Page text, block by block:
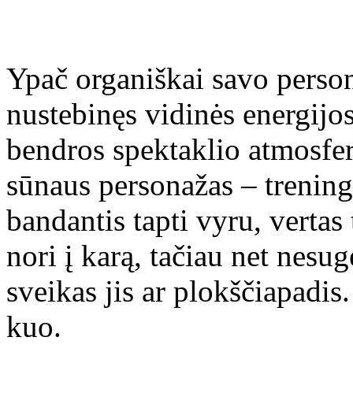
Ypač organiškai savo
nustebinęs vidinės
bendros spektaklio
sūnaus personažas –
bandantis tapti vyru,
nori į karą, tačiau net
sveikas jis ar
kuo.